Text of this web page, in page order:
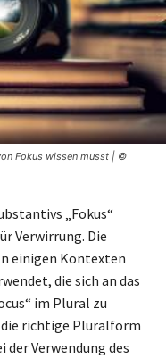
Fokus wissen musst | ©
„Fokus“
Verwirrung. Die
einigen Kontexten
die sich an das
im Plural zu
die richtige Pluralform
der Verwendung des